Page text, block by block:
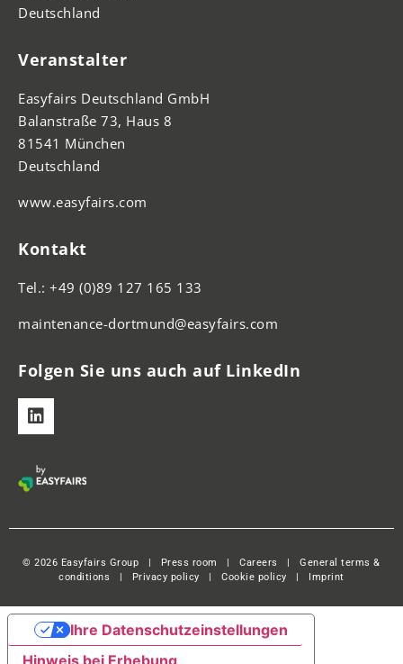
Deutschland
Veranstalter
Easyfairs Deutschland GmbH
Balanstraße 73, Haus 8
81541 München
Deutschland
www.easyfairs.com
Kontakt
Tel.: +49 (0)89 127 165 133
maintenance-dortmund@easyfairs.com
Folgen Sie uns auch auf LinkedIn
© 2026 Easyfairs Group | Press room |Careers |General terms &
conditions | Privacy policy |Cookie policy | Imprint
Ihre Datenschutzeinstellungen